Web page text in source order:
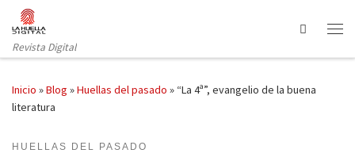
Saltar al contenido
Revista Digital
Search
Inicio »Blog »Huellas del pasado » “La 4ª”, evangelio de la buena
literatura
HUELLAS DEL PASADO